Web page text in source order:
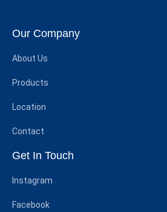
Our Company
About Us
Products
Location
Contact
Get In Touch
Instagram
Facebook